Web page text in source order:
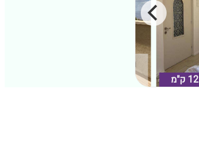
הרמוניה בגולן
קלע אלון, רמת הגולן ק"מ